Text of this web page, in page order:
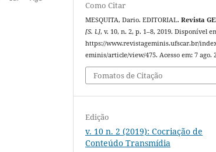
Como Citar
MESQUITA, Dario. EDITORIAL.Revista
[S. l.], v. 10, n. 2, p. 1–8, 2019. Disponível
https://www.revistageminis.ufscar.br/
eminis/article/view/475. Acesso em: 7 ago.
Fomatos de Citação
Edição
v. 10 n. 2 (2019): Cocriação de
Conteúdo Transmídia